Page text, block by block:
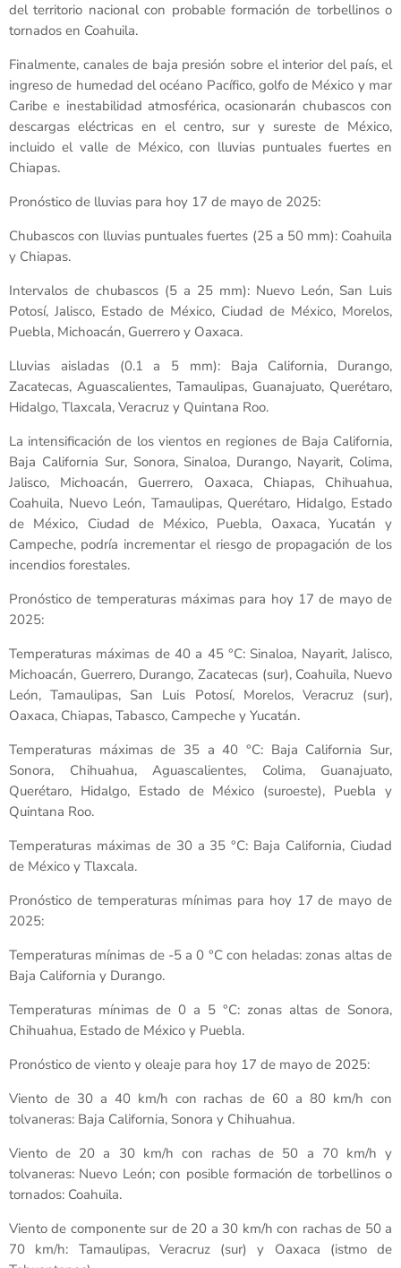
del territorio nacional con probable formación de torbellinos o
tornados en Coahuila.
Finalmente, canales de baja presión sobre el interior del país, el
ingreso de humedad del océano Pacífico, golfo de México y mar
Caribe e inestabilidad atmosférica, ocasionarán chubascos con
descargas eléctricas en el centro, sur y sureste de México,
incluido el valle de México, con lluvias puntuales fuertes en
Chiapas.
Pronóstico de lluvias para hoy 17 de mayo de 2025:
Chubascos con lluvias puntuales fuertes (25 a 50 mm): Coahuila
y Chiapas.
Intervalos de chubascos (5 a 25 mm): Nuevo León, San Luis
Potosí, Jalisco, Estado de México, Ciudad de México, Morelos,
Puebla, Michoacán, Guerrero y Oaxaca.
Lluvias aisladas (0.1 a 5 mm): Baja California, Durango,
Zacatecas, Aguascalientes, Tamaulipas, Guanajuato, Querétaro,
Hidalgo, Tlaxcala, Veracruz y Quintana Roo.
La intensificación de los vientos en regiones de Baja California,
Baja California Sur, Sonora, Sinaloa, Durango, Nayarit, Colima,
Jalisco, Michoacán, Guerrero, Oaxaca, Chiapas, Chihuahua,
Coahuila, Nuevo León, Tamaulipas, Querétaro, Hidalgo, Estado
de México, Ciudad de México, Puebla, Oaxaca, Yucatán y
Campeche, podría incrementar el riesgo de propagación de los
incendios forestales.
Pronóstico de temperaturas máximas para hoy 17 de mayo de
2025:
Temperaturas máximas de 40 a 45 °C: Sinaloa, Nayarit, Jalisco,
Michoacán, Guerrero, Durango, Zacatecas (sur), Coahuila, Nuevo
León, Tamaulipas, San Luis Potosí, Morelos, Veracruz (sur),
Oaxaca, Chiapas, Tabasco, Campeche y Yucatán.
Temperaturas máximas de 35 a 40 °C: Baja California Sur,
Sonora, Chihuahua, Aguascalientes, Colima, Guanajuato,
Querétaro, Hidalgo, Estado de México (suroeste), Puebla y
Quintana Roo.
Temperaturas máximas de 30 a 35 °C: Baja California, Ciudad
de México y Tlaxcala.
Pronóstico de temperaturas mínimas para hoy 17 de mayo de
2025:
Temperaturas mínimas de -5 a 0 °C con heladas: zonas altas de
Baja California y Durango.
Temperaturas mínimas de 0 a 5 °C: zonas altas de Sonora,
Chihuahua, Estado de México y Puebla.
Pronóstico de viento y oleaje para hoy 17 de mayo de 2025:
Viento de 30 a 40 km/h con rachas de 60 a 80 km/h con
tolvaneras: Baja California, Sonora y Chihuahua.
Viento de 20 a 30 km/h con rachas de 50 a 70 km/h y
tolvaneras: Nuevo León; con posible formación de torbellinos o
tornados: Coahuila.
Viento de componente sur de 20 a 30 km/h con rachas de 50 a
70 km/h: Tamaulipas, Veracruz (sur) y Oaxaca (istmo de